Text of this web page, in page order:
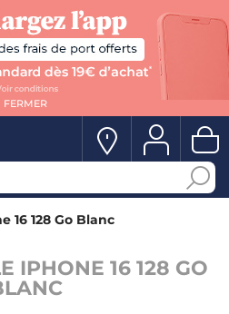
FERMER
16 128 Go Blanc
IPHONE 16 128 GO